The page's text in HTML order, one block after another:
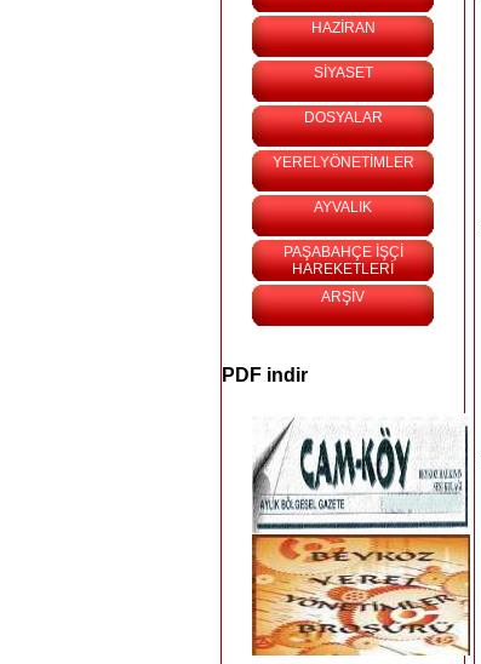
HAZİRAN
SİYASET
DOSYALAR
YERELYÖNETİMLER
AYVALIK
PAŞABAHÇE İŞÇİ
HAREKETLERİ
ARŞİV
PDF indir